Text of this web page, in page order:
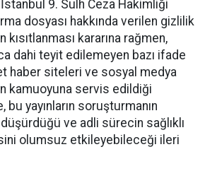
9. Sulh Ceza Hakimliği
dosyası hakkında verilen gizlilik
kararına rağmen,
dahi teyit edilemeyen bazı ifade
haber siteleri ve sosyal medya
kamuoyuna servis edildiği
yayınların soruşturmanın
ve adli sürecin sağlıklı
olumsuz etkileyebileceği ileri